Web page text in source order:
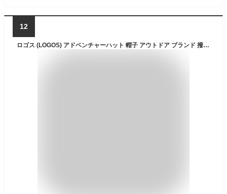
12
ロゴス (LOGOS) アドベンチャーハット 帽子 アウトドア ブランド 撥水加工 200Q (05 ブラック)